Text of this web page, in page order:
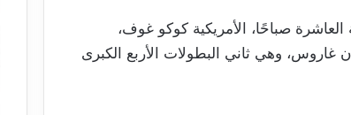
صباحًا، الأمريكية كوكو غوف،
غاروس، وهي ثاني البطولات الأربع الكبرى